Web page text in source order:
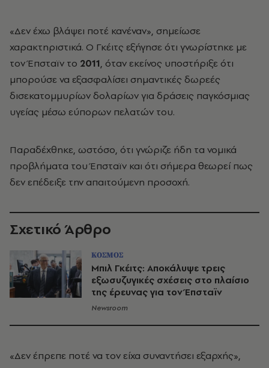
«Δεν έχω βλάψει ποτέ κανέναν», σημείωσε
χαρακτηριστικά. Ο Γκέιτς εξήγησε ότι γνωρίστηκε με
τον Έπσταϊν το 2011, όταν εκείνος υποστήριξε ότι
μπορούσε να εξασφαλίσει σημαντικές δωρεές
δισεκατομμυρίων δολαρίων για δράσεις παγκόσμιας
υγείας μέσω εύπορων πελατών του.
Παραδέχθηκε, ωστόσο, ότι γνώριζε ήδη τα νομικά
προβλήματα του Έπσταϊν και ότι σήμερα θεωρεί πως
δεν επέδειξε την απαιτούμενη προσοχή.
Σχετικό Άρθρο
ΚΟΣΜΟΣ
Μπιλ Γκέιτς: Αποκάλυψε τρεις
εξωσυζυγικές σχέσεις στο πλαίσιο
της έρευνας για τον Έπσταϊν
Newsroom
«Δεν έπρεπε ποτέ να τον είχα συναντήσει εξαρχής»,